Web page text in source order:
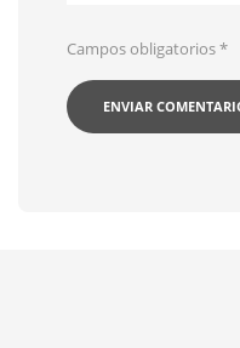
Campos obligatorios*